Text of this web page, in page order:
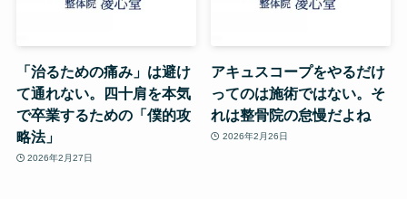
「治るための痛み」は避け
て通れない。四十肩を本気
で卒業するための「僕的攻
略法」
2026年2月27日
アキュスコープをやるだけ
ってのは施術ではない。そ
れは整骨院の怠慢だよね
2026年2月26日